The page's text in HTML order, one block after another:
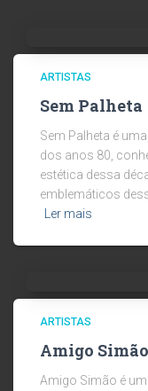
ARTISTAS
Sem Palheta
Sem Palheta é
dos anos 80,
estética dessa
emblemáticos
Ler mais
ARTISTAS
Amigo Simão
Amigo Simão é